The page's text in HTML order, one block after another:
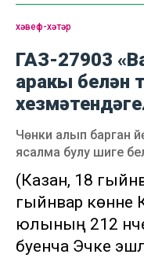
хәвеф-хәтәр
ГАЗ-27903
аракы белән
Чөнки алып барган
ясалма булу шиге
(Казан, 18
гыйнвар көнне
юлының 212
буенча Эчке